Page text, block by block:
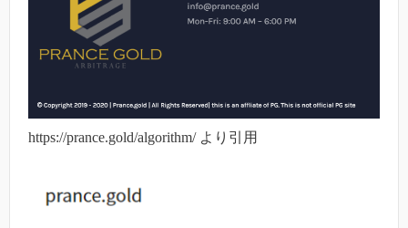
https://prance.gold/algorithm/ より引用